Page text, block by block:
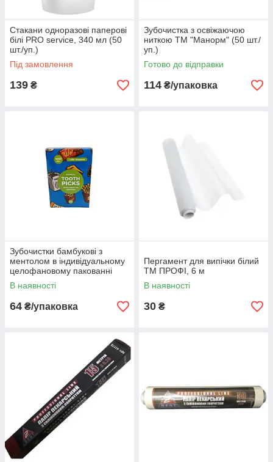
Стакани одноразові паперові
білі PRO service, 340 мл (50
шт./уп.)
Під замовлення
139 ₴
Зубочистка з освіжаючою
ниткою ТМ "Манорм" (50 шт./
уп.)
Готово до відправки
114 ₴/упаковка
Зубочистки бамбукові з
ментолом в індивідуальному
целофановому пакованні
(1000 шт./пач.) К-Tooth Picks
В наявності
64 ₴/упаковка
Пергамент для випічки білий
ТМ ПРОФІ, 6 м
В наявності
30 ₴